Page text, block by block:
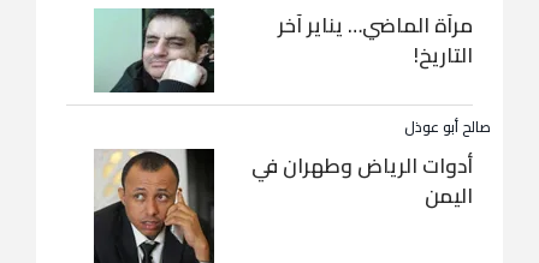
مرآة الماضي… يناير آخر
التاريخ!
صالح أبو عوذل
أدوات الرياض وطهران في
اليمن